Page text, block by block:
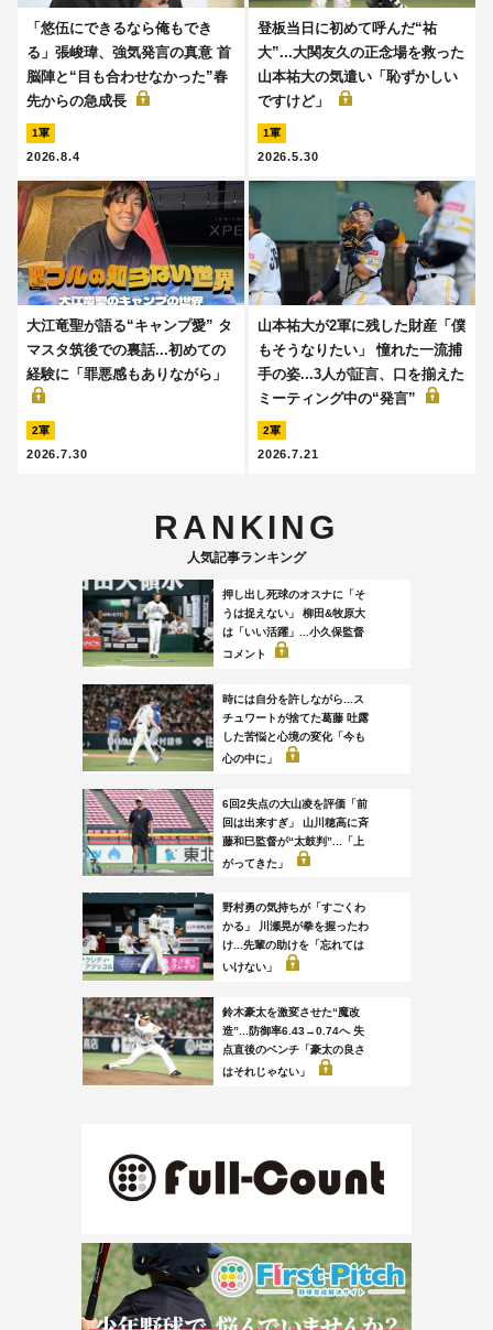
「悠伍にできるなら俺もでき
る」張峻瑋、強気発言の真意 首
脳陣と“目も合わせなかった”春
先からの急成長
1軍
2026.8.4
登板当日に初めて呼んだ“祐
大”...大関友久の正念場を救った
山本祐大の気遣い「恥ずかしい
ですけど」
1軍
2026.5.30
大江竜聖が語る“キャンプ愛” タ
マスタ筑後での裏話...初めての
経験に「罪悪感もありながら」
2軍
2026.7.30
山本祐大が2軍に残した財産「僕
もそうなりたい」 憧れた一流捕
手の姿...3人が証言、口を揃えた
ミーティング中の“発言”
2軍
2026.7.21
RANKING
人気記事ランキング
押し出し死球のオスナに「そ
うは捉えない」 柳田&牧原大
は「いい活躍」...小久保監督
コメント
時には自分を許しながら...ス
チュワートが捨てた葛藤 吐露
した苦悩と心境の変化「今も
心の中に」
6回2失点の大山凌を評価「前
回は出来すぎ」 山川穂高に斉
藤和巳監督が“太鼓判”...「上
がってきた」
野村勇の気持ちが「すごくわ
かる」 川瀬晃が拳を握ったわ
け...先輩の助けを「忘れては
いけない」
鈴木豪太を激変させた“魔改
造”...防御率6.43→0.74へ 失
点直後のベンチ「豪太の良さ
はそれじゃない」